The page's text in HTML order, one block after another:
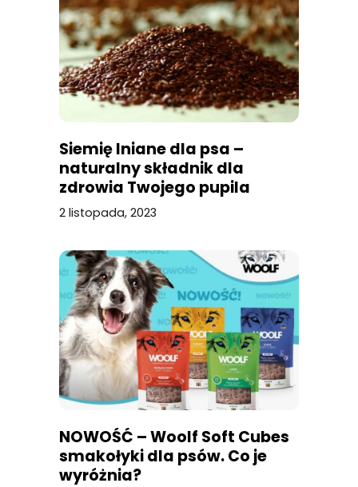
Siemię lniane dla psa –
naturalny składnik dla
zdrowia Twojego pupila
2 listopada, 2023
NOWOŚĆ – Woolf Soft Cubes
smakołyki dla psów. Co je
wyróżnia?